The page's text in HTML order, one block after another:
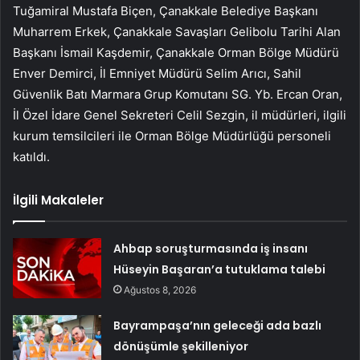
Tuğamiral Mustafa Biçen, Çanakkale Belediye Başkanı
Muharrem Erkek, Çanakkale Savaşları Gelibolu Tarihi Alan
Başkanı İsmail Kaşdemir, Çanakkale Orman Bölge Müdürü
Enver Demirci, İl Emniyet Müdürü Selim Arıcı, Sahil
Güvenlik Batı Marmara Grup Komutanı SG. Yb. Ercan Oran,
İl Özel İdare Genel Sekreteri Celil Sezgin, il müdürleri, ilgili
kurum temsilcileri ile Orman Bölge Müdürlüğü personeli
katıldı.
İlgili Makaleler
Ahbap soruşturmasında iş insanı
Hüseyin Başaran’a tutuklama talebi
Ağustos 8, 2026
Bayrampaşa’nın geleceği ada bazlı
dönüşümle şekilleniyor